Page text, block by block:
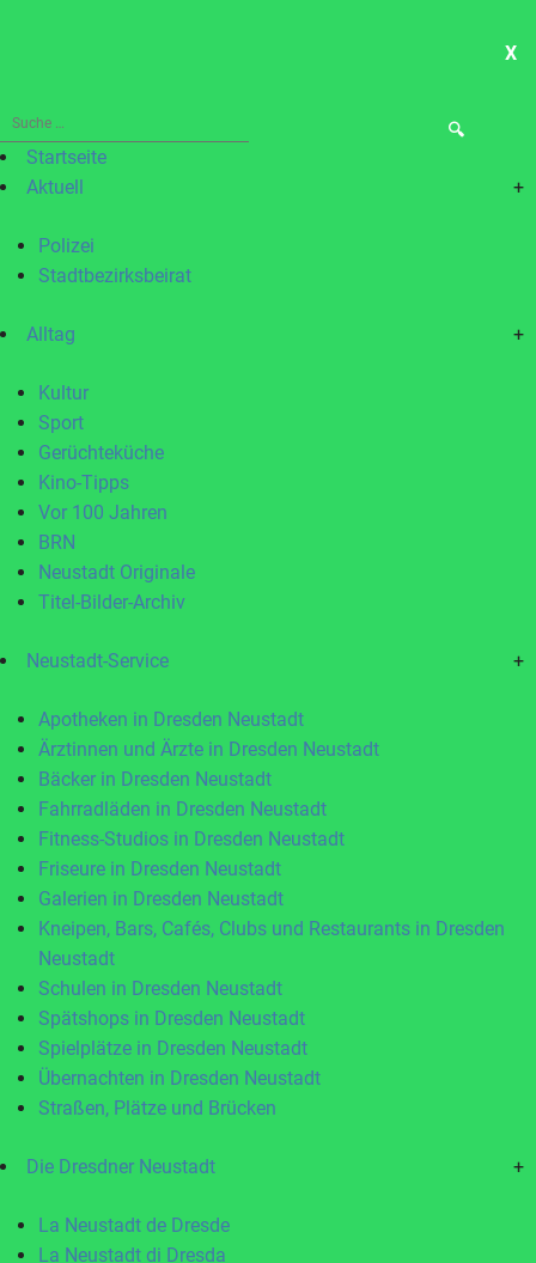
X
Suche
nach:Startseite
Aktuell
+
Polizei
Stadtbezirksbeirat
Alltag +
Kultur
Sport
Gerüchteküche
Kino-Tipps
Vor 100 Jahren
BRN
Neustadt Originale
Titel-Bilder-Archiv
Neustadt-Service +
Apotheken in Dresden Neustadt
Ärztinnen und Ärzte in Dresden Neustadt
Bäcker in Dresden Neustadt
Fahrradläden in Dresden Neustadt
Fitness-Studios in Dresden Neustadt
Friseure in Dresden Neustadt
Galerien in Dresden Neustadt
Kneipen, Bars, Cafés, Clubs und Restaurants in Dresden
Neustadt
Schulen in Dresden Neustadt
Spätshops in Dresden Neustadt
Spielplätze in Dresden Neustadt
Übernachten in Dresden Neustadt
Straßen, Plätze und Brücken
Die Dresdner Neustadt +
La Neustadt de Dresde
La Neustadt di Dresda